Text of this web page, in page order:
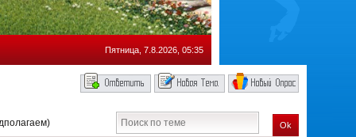
Пятница, 7.8.2026, 05:35
Ok